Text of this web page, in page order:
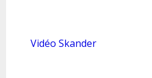
Vidéo Skander